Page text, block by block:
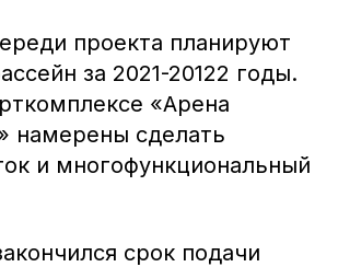
проекта планируют
за 2021-20122 годы.
«Арена
намерены сделать
и многофункциональный
срок подачи